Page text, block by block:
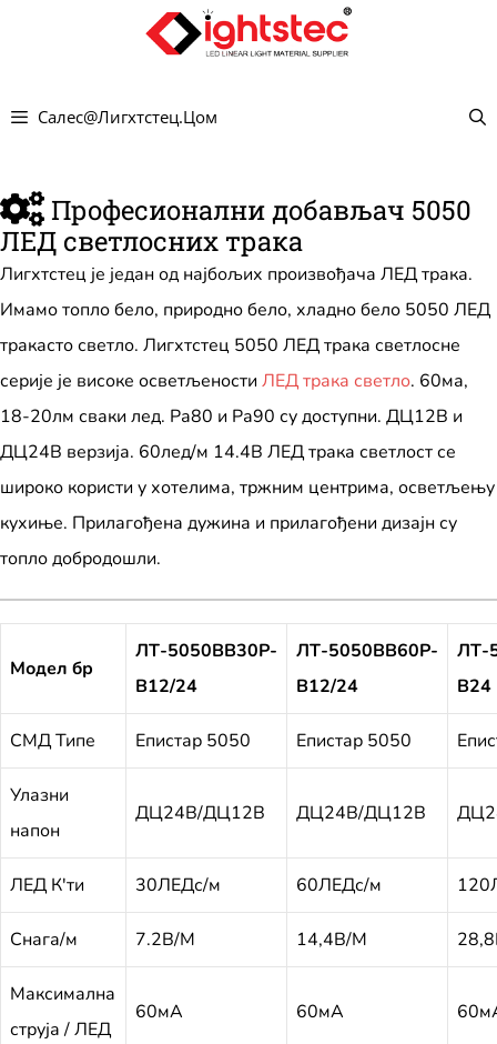
Салес@лигхтстец.цом
Професионални добављач 5050
ЛЕД светлосних трака
Лигхтстец је један од најбољих произвођача ЛЕД трака.
Имамо топло бело, природно бело, хладно бело 5050 ЛЕД
тракасто светло. Лигхтстец 5050 ЛЕД трака светлосне
серије је високе осветљености ЛЕД трака светло. 60ма,
18-20лм сваки лед. Ра80 и Ра90 су доступни. ДЦ12В и
ДЦ24В верзија. 60лед/м 14.4В ЛЕД трака светлост се
широко користи у хотелима, тржним центрима, осветљењу
кухиње. Прилагођена дужина и прилагођени дизајн су
топло добродошли.
Модел бр
ЛТ-5050ВВ30Р-
В12/24
ЛТ-5050ВВ60Р-
В12/24
ЛТ-
В24
СМД Типе Епистар 5050 Епистар 5050
Улазни
напон
ДЦ24В/ДЦ12В ДЦ24В/ДЦ12В
ЛЕД К'ти 30ЛЕДс/м 60ЛЕДс/м
Снага/м 7.2В/М 14,4В/М
Максимална
струја / ЛЕД
60мА 60мА